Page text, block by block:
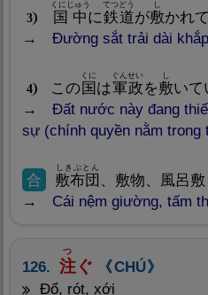
3 国 中
くにじゅう
に鉄道
てつどう
が敷
し
かれ
Đường sắt trải dài
4 この国
くに
は軍
Nghĩa: Quân lính, quân đội, binh
政
ぐんせい
を敷
し
いて
Đất nước này đang
sự (chính quyền nằm trong
合 敷布団
しきぶとん
、 敷物、 風呂敷
Cái nệm giường, tấm
126. 注
つ
ぐ
CHÚ
đổ, rót, xới